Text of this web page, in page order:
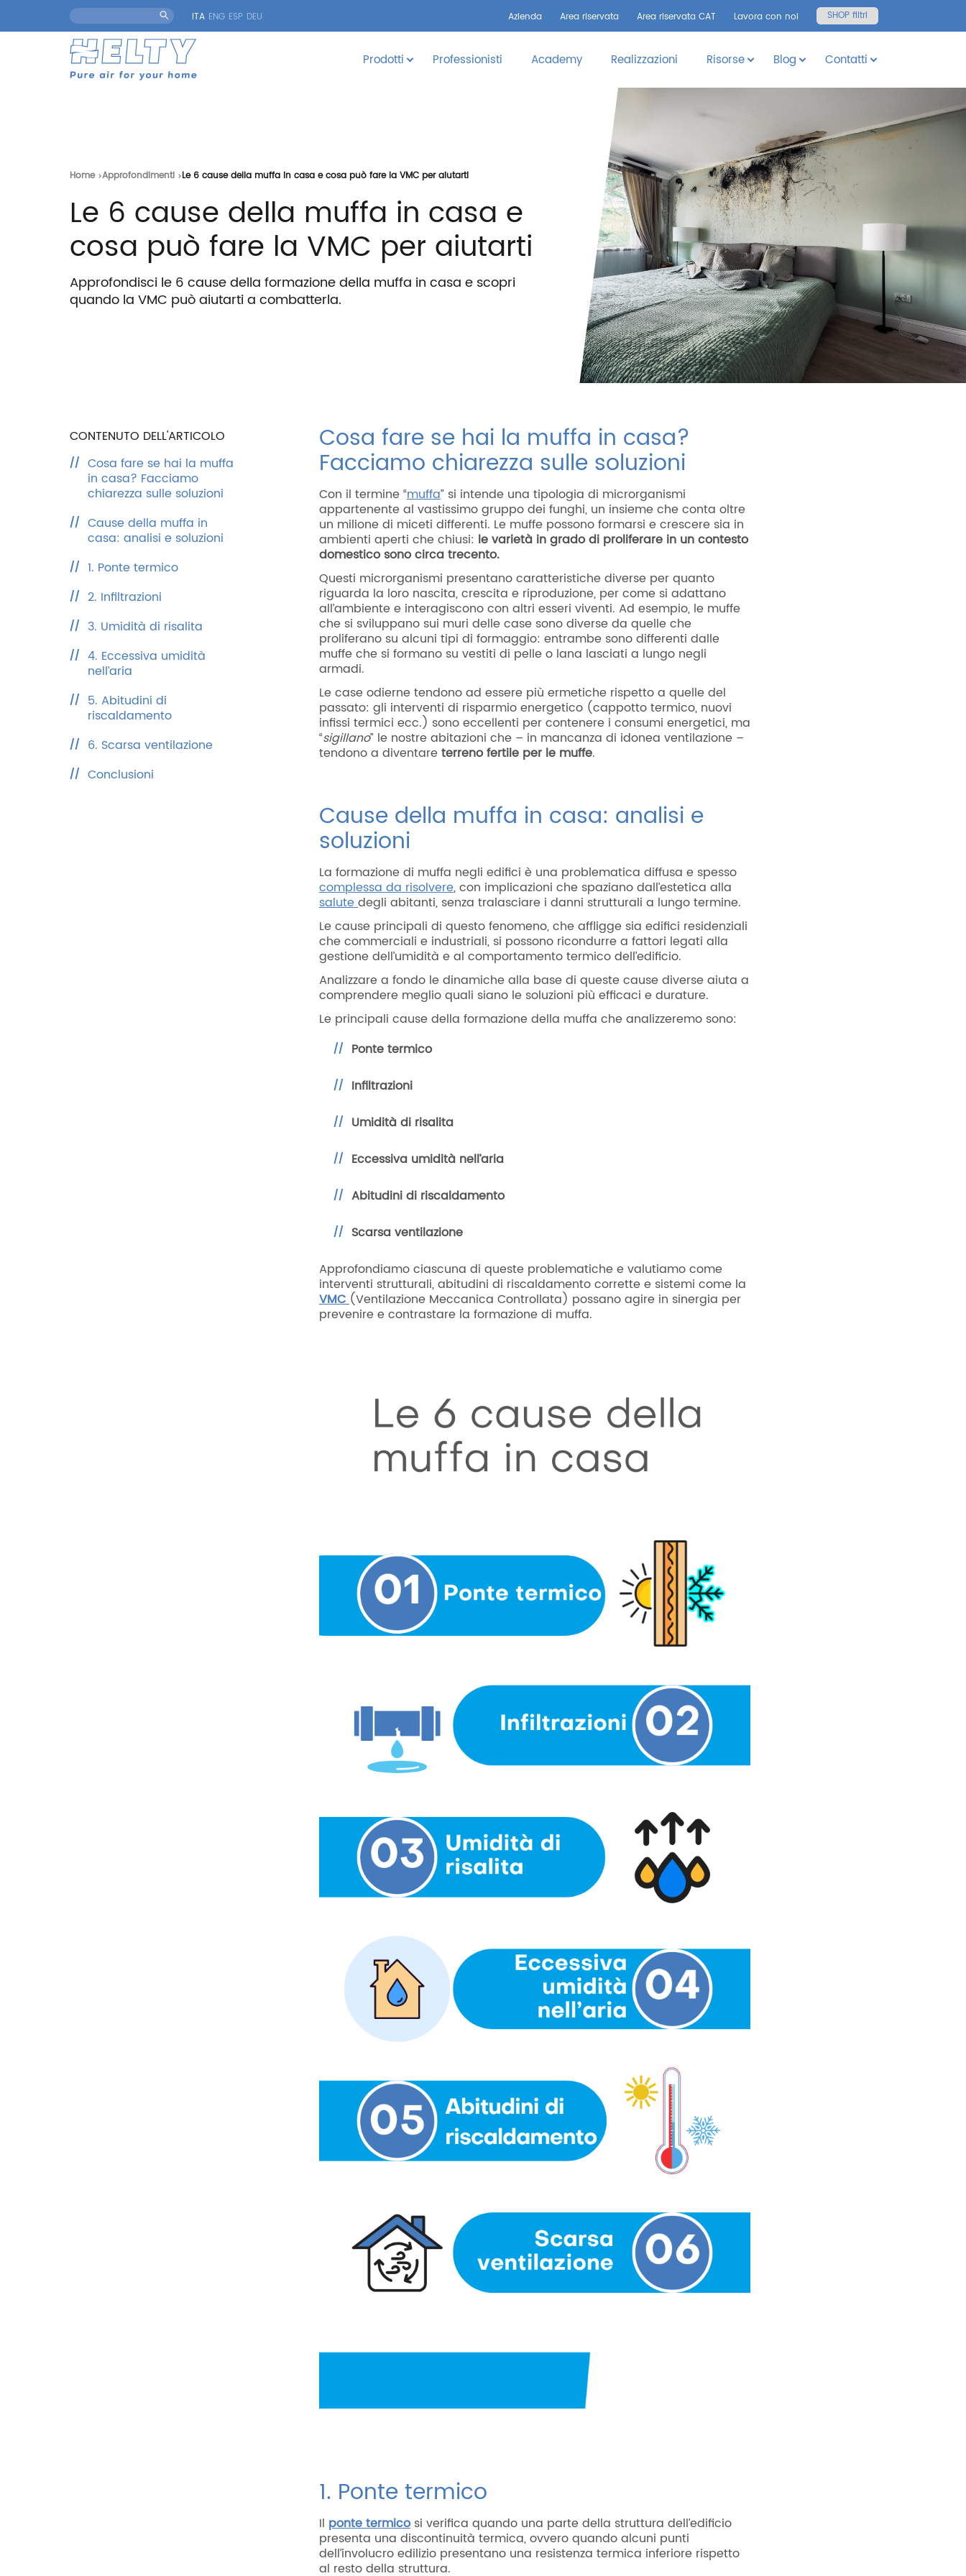
ITA ENG ESP DEU Azienda Area riservata Area riservata CAT Lavora con noi SHOP filtri
Prodotti Professionisti Academy Realizzazioni Risorse Blog Contatti
Home Approfondimenti Le 6 cause della muffa in casa e cosa può fare la VMC per aiutarti
Le 6 cause della muffa in casa e
cosa può fare la VMC per aiutarti
Approfondisci le 6 cause della formazione della muffa in casa e scopri
quando la VMC può aiutarti a combatterla.
CONTENUTO DELL'ARTICOLO
Cosa fare se hai la muffa
in casa? Facciamo
chiarezza sulle soluzioni
Cause della muffa in
casa: analisi e soluzioni
1. Ponte termico
2. Infiltrazioni
3. Umidità di risalita
4. Eccessiva umidità
nell’aria
5. Abitudini di
riscaldamento
6. Scarsa ventilazione
Conclusioni
Cosa fare se hai la muffa in casa?
Facciamo chiarezza sulle soluzioni
Con il termine “muffa” si intende una tipologia di microrganismi
appartenente al vastissimo gruppo dei funghi, un insieme che conta oltre
un milione di miceti differenti. Le muffe possono formarsi e crescere sia in
ambienti aperti che chiusi: le varietà in grado di proliferare in un contesto
domestico sono circa trecento.
Questi microrganismi presentano caratteristiche diverse per quanto
riguarda la loro nascita, crescita e riproduzione, per come si adattano
all’ambiente e interagiscono con altri esseri viventi. Ad esempio, le muffe
che si sviluppano sui muri delle case sono diverse da quelle che
proliferano su alcuni tipi di formaggio: entrambe sono differenti dalle
muffe che si formano su vestiti di pelle o lana lasciati a lungo negli
armadi.
Le case odierne tendono ad essere più ermetiche rispetto a quelle del
passato: gli interventi di risparmio energetico (cappotto termico, nuovi
infissi termici ecc.) sono eccellenti per contenere i consumi energetici, ma
“sigillano” le nostre abitazioni che – in mancanza di idonea ventilazione –
tendono a diventareterreno fertile per le muffe.
Cause della muffa in casa: analisi e
soluzioni
La formazione di muffa negli edifici è una problematica diffusa e spesso
complessa da risolvere, con implicazioni che spaziano dall’estetica alla
salutedegli abitanti, senza tralasciare i danni strutturali a lungo termine.
Le cause principali di questo fenomeno, che affligge sia edifici residenziali
che commerciali e industriali, si possono ricondurre a fattori legati alla
gestione dell’umidità e al comportamento termico dell’edificio.
Analizzare a fondo le dinamiche alla base di queste cause diverse aiuta a
comprendere meglio quali siano le soluzioni più efficaci e durature.
Le principali cause della formazione della muffa che analizzeremo sono:
Ponte termico
Infiltrazioni
Umidità di risalita
Eccessiva umidità nell’aria
Abitudini di riscaldamento
Scarsa ventilazione
Approfondiamo ciascuna di queste problematiche e valutiamo come
interventi strutturali, abitudini di riscaldamento corrette e sistemi come la
VMC (Ventilazione Meccanica Controllata) possano agire in sinergia per
prevenire e contrastare la formazione di muffa.
1. Ponte termico
Il ponte termico si verifica quando una parte della struttura dell’edificio
presenta una discontinuità termica, ovvero quando alcuni punti
dell’involucro edilizio presentano una resistenza termica inferiore rispetto
al resto della struttura.